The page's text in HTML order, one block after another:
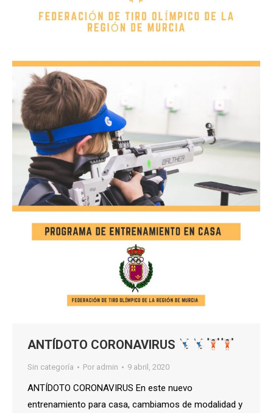
ANTÍDOTO CORONAVIRUS
Sin categoría Por admin 9 abril, 2020
ANTÍDOTO CORONAVIRUS En este nuevo
entrenamiento para casa, cambiamos de modalidad y